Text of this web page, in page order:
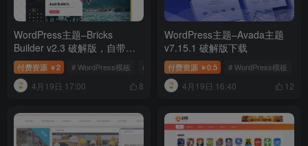
WordPress主题–Bricks
Builder v2.3 破解版，自带可
视化编辑器的主题
付费资源 ￥2 # WordPress模板 # Bricks Builder v2.3 破解版 # 可视化编辑器
4月19日 17:00 8
WordPress主题–Avada主题
v7.15.1 破解版下载
付费资源 ￥0.5 # WordPress模板
4月19日 16:40 12